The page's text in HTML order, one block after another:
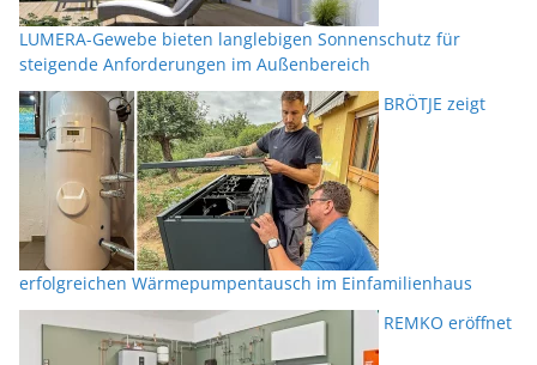
LUMERA-Gewebe bieten langlebigen Sonnenschutz für
steigende Anforderungen im Außenbereich
BRÖTJE zeigt
erfolgreichen Wärmepumpentausch im Einfamilienhaus
REMKO eröffnet